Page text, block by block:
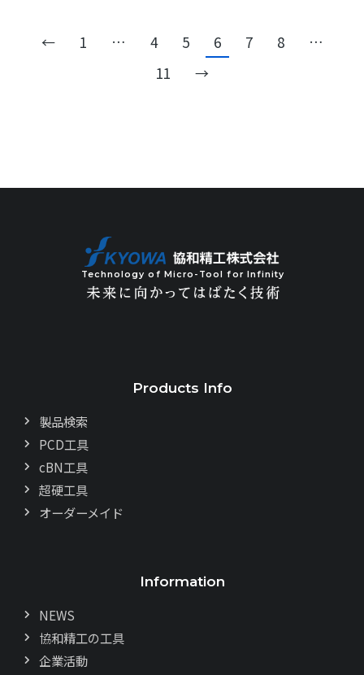
← 1 … 4 5 6 7 8
…
11
→
Technology of Micro-Tool for Infinity
Products Info
製品検索
PCD工具
cBN工具
超硬工具
オーダーメイド
Information
NEWS
協和精工の工具
企業活動